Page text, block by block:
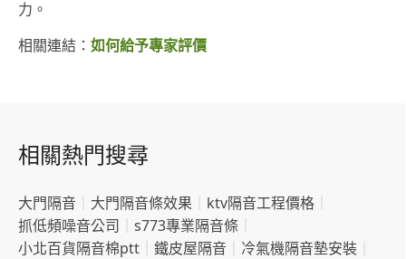
力。
相關連結： 如何給予專家評價
相關熱門搜尋
大門隔音 大門隔音條效果 ktv隔音工程價格
抓低頻噪音公司
s773專業隔音條
小北百貨隔音棉ptt
鐵皮屋隔音 冷氣機隔音墊安裝